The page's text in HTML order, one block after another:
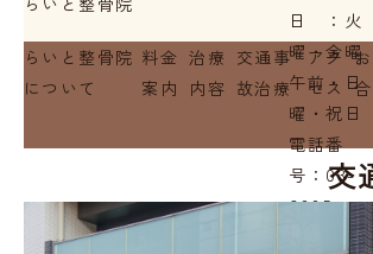
日 ：火
曜・金曜
午前・日
曜・祝日
電話番
号： 03-
6885-
らいと整骨院
について
料金
案内
治療
内容
交通事
故治療
アク
セス
交